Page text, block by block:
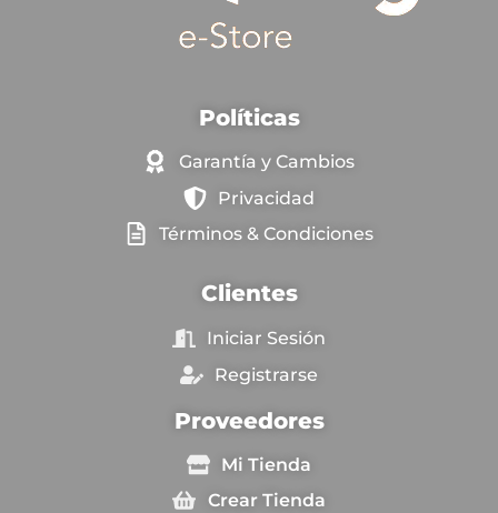
Políticas
Garantía y Cambios
Privacidad
Términos & Condiciones
Clientes
Iniciar Sesión
Registrarse
Proveedores
Mi Tienda
Crear Tienda